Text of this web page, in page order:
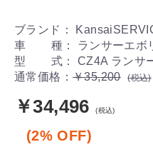
ブランド：
車 種： ランサーエボ
型 式： CZ4A ランサー
通常価格： ￥35,200 (税込)
￥34,496 (税込)
(2% OFF)